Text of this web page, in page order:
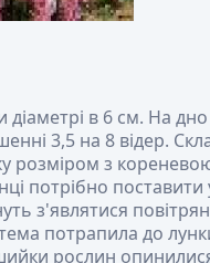
діаметрі в 6 см. На дно
3,5 на 8 відер.
розміром з
потрібно поставити
з'являтися
потрапила до
рослин